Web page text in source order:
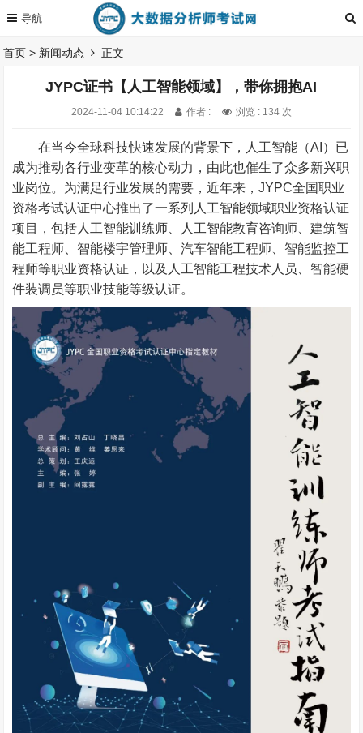
首页 > 新闻动态 正文
JYPC证书【人工智能领域】，带你拥抱AI
2024-11-04 10:14:22 作者 : 浏览 : 134 次
在当今全球科技快速发展的背景下，人工智能（AI）已
成为推动各行业变革的核心动力，由此也催生了众多新兴职
业岗位。为满足行业发展的需要，近年来，JYPC全国职业
资格考试认证中心推出了一系列人工智能领域职业资格认证
项目，包括 人工智能训练师 、人工智能教育咨询师、建筑智
能工程师、智能楼宇管理师、汽车智能工程师、智能监控工
程师等职业资格认证，以及 人工智能工程技术人员、智能硬
件装调员等职业技能等级认证。